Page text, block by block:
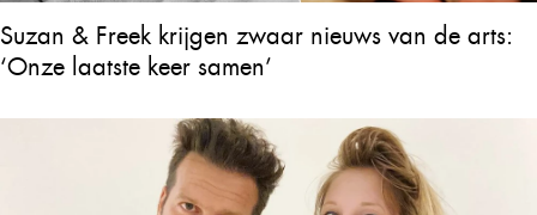
Suzan & Freek krijgen zwaar nieuws van de arts:
‘Onze laatste keer samen’